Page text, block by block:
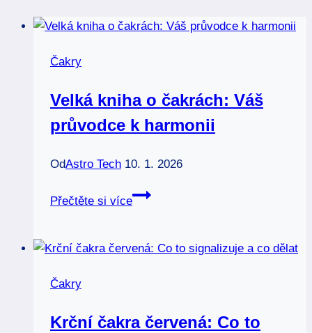
Čakry
Velká kniha o čakrách: Váš
průvodce k harmonii
OdAstro Tech 10. 1. 2026
Přečtěte si více
Velká
čakrách:
harmonii
Čakry
Krční čakra červená: Co to